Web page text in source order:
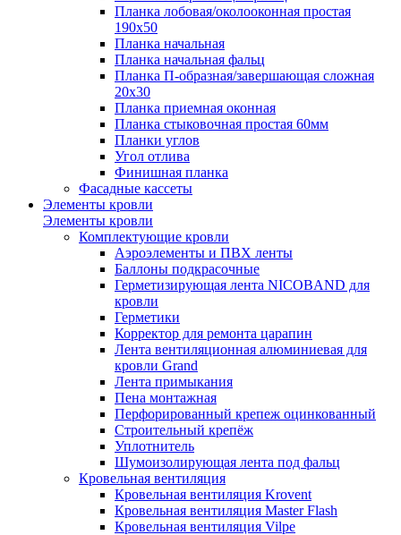
Планка лобовая/околооконная простая
190х50
Планка начальная
Планка начальная фальц
Планка П-образная/завершающая сложная
20х30
Планка приемная оконная
Планка стыковочная простая 60мм
Планки углов
Угол отлива
Финишная планка
Фасадные кассеты
Элементы кровли
Элементы кровли
Комплектующие кровли
Аэроэлементы и ПВХ ленты
Баллоны подкрасочные
Герметизирующая лента NICOBAND для
кровли
Герметики
Корректор для ремонта царапин
Лента вентиляционная алюминиевая для
кровли Grand
Лента примыкания
Пена монтажнaя
Перфорированный крепеж оцинкованный
Строительный крепёж
Уплотнитель
Шумоизолирующая лента под фальц
Кровельная вентиляция
Кровельная вентиляция Krovent
Кровельная вентиляция Master Flash
Кровельная вентиляция Vilpe